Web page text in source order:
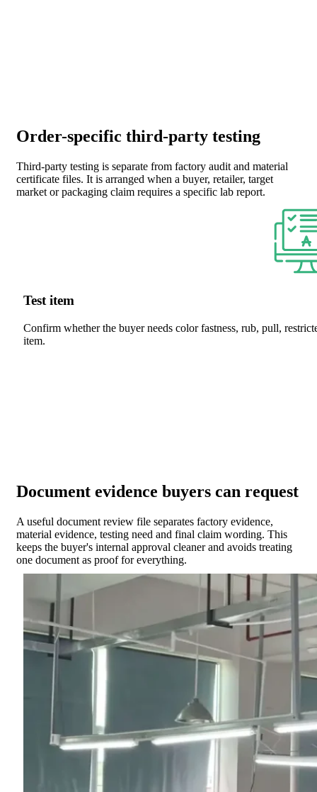
Order-specific third-party testing
Third-party testing is separate from factory audit and material
certificate files. It is arranged when a buyer, retailer, target
market or packaging claim requires a specific lab report.
Test item
Confirm whether the buyer needs color fastness, rub, pull,
item.
Document evidence buyers can request
A useful document review file separates factory evidence,
material evidence, testing need and final claim wording. This
keeps the buyer's internal approval cleaner and avoids treating
one document as proof for everything.